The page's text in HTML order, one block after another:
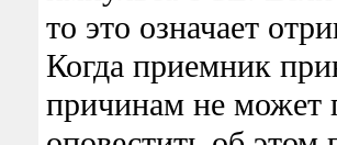
то это означает
Когда приемник
причинам не может